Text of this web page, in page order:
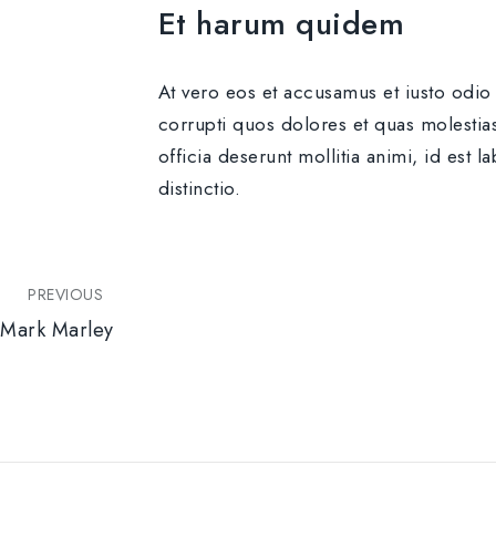
Et harum quidem
At vero eos et accusamus et iusto
corrupti quos dolores et quas
officia deserunt mollitia animi, id est
distinctio.
PREVIOUS
Mark Marley